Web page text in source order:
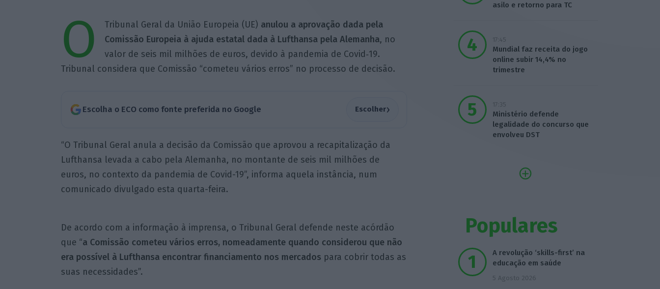
O Tribunal Geral da União Europeia (UE) anulou a aprovação dada pela
Comissão Europeia à ajuda estatal dada à Lufthansa pela Alemanha, no
valor de seis mil milhões de euros, devido à pandemia de Covid‑19.
Tribunal considera que Comissão “cometeu vários erros” no processo de decisão.
Escolha o ECO como fonte preferida no Google Escolher›
“O Tribunal Geral anula a decisão da Comissão que aprovou a recapitalização da
Lufthansa levada a cabo pela Alemanha, no montante de seis mil milhões de
euros, no contexto da pandemia de Covid-19”, informa aquela instância, num
comunicado divulgado esta quarta-feira.
De acordo com a informação à imprensa, o Tribunal Geral defende neste acórdão
que “a Comissão cometeu vários erros, nomeadamente quando considerou que não
era possível à Lufthansa encontrar financiamento nos mercados para cobrir todas as
suas necessidades”.
asilo e retorno para TC
17:45
Mundial faz receita do jogo
online subir 14,4% no
trimestre
17:35
Ministério defende
legalidade do concurso que
envolveu DST
Populares
A revolução ‘skills-first’ na
educação em saúde
5 Agosto 2026